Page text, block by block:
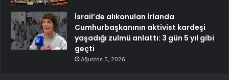
İsrail’de alıkonulan İrlanda
Cumhurbaşkanının aktivist kardeşi
yaşadığı zulmü anlattı: 3 gün 5 yıl gibi
geçti
Ağustos 5, 2026